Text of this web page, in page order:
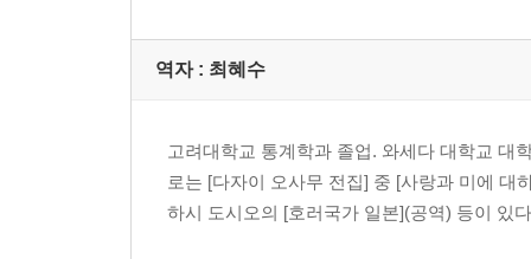
역자 : 최혜수
고려대학교 통계학과 졸업. 와세다 대학교 대
로는 [다자이 오사무 전집] 중 [사랑과 미에 대
하시 도시오의 [호러국가 일본](공역) 등이 있